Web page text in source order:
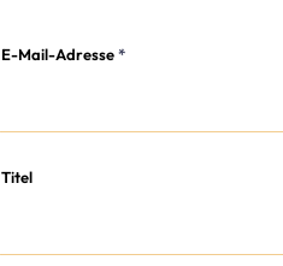
E-Mail-Adresse
Titel